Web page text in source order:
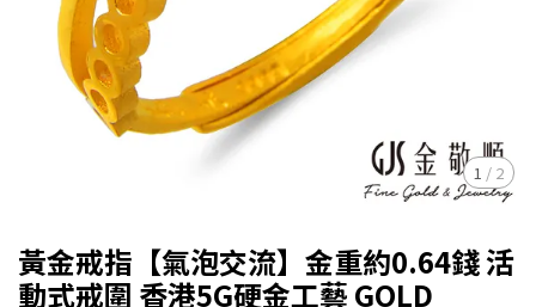
1 / 2
黃金戒指【氣泡交流】金重約0.64錢 活
動式戒圍 香港5G硬金工藝 GOLD